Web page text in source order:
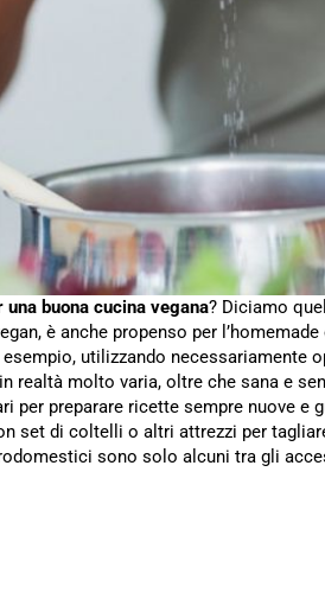
buona cucina vegana? Diciamo
è anche propenso per
utilizzando necessariamente
realtà molto varia, oltre che sana e
per preparare ricette sempre nuove e
set di coltelli o altri attrezzi per
sono solo alcuni tra gli